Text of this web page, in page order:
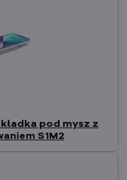
pod mysz z
S1M2